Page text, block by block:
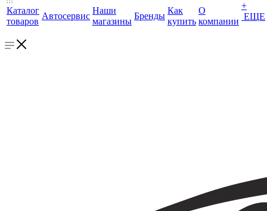
Каталог
товаров
Автосервис
Наши
магазины
Бренды
Как
купить
О
компании
+
ЕЩЕ